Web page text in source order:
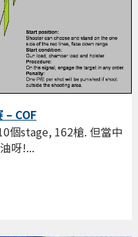
– COF
個stage, 162槍. 但當中
呀!...